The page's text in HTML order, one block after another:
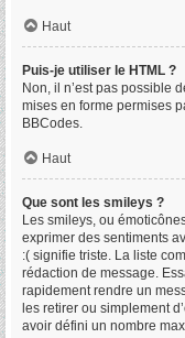
Haut
Puis-je utiliser le HTML ?
Non, il n’est pas possible
mises en forme permises
BBCodes.
Haut
Que sont les smileys ?
Les smileys, ou
exprimer des sentiments
:( signifie triste. La liste
rédaction de message.
rapidement rendre un
les retirer ou simplement
avoir défini un nombre